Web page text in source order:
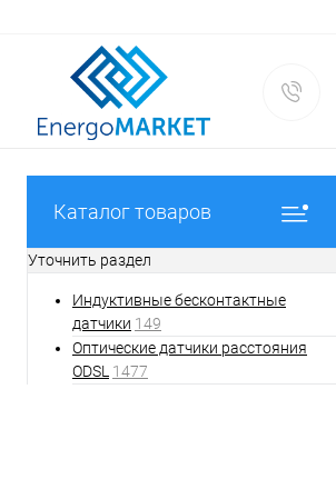
Каталог товаров
Уточнить раздел
Индуктивные бесконтактные
датчики 149
Оптические датчики расстояния
ODSL 1477